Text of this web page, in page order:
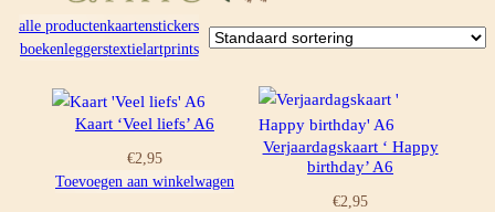
alle productenkaartenstickers
boekenleggerstextielartprints
Kaart ‘Veel liefs’ A6
€2,95
Toevoegen aan winkelwagen
Verjaardagskaart ‘ Happy
birthday’ A6
€2,95